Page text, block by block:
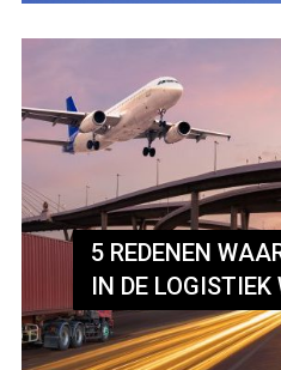
5 REDENEN
IN DE LOGISTIEK